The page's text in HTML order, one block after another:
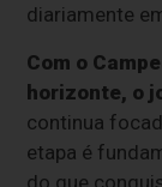
diariamente
Com o
horizonte, o
continua
etapa é
do que